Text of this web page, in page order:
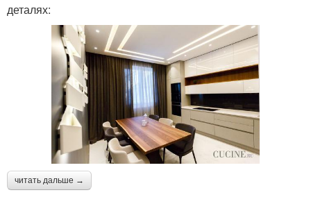
деталях:
читать дальше →